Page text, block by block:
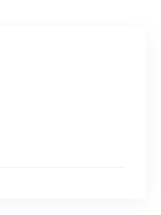
Air